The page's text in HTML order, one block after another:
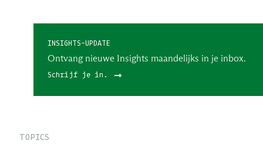
INSIGHTS-UPDATE
Ontvang nieuwe Insights maandelijks in je inbox.
Schrijf je in.
TOPICS